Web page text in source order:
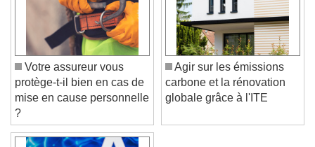
Caption Area Background
Color Opacity
Font Size
Text Edge Style
Votre assureur vous
protège-t-il bien en cas de
mise en cause personnelle
?
Agir sur les émissions
carbone et la rénovation
globale grâce à l'ITE